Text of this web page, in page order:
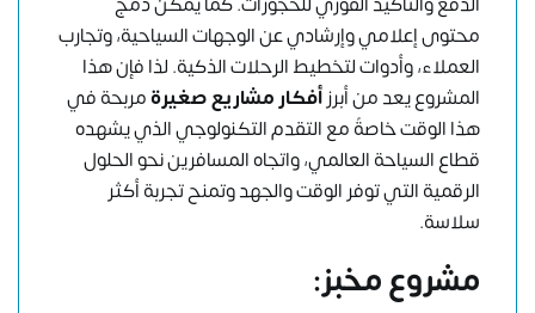
محتوى إعلامي وإرشادي عن الوجهات السياحية، وتجارب
العملاء، وأدوات لتخطيط الرحلات الذكية. لذا فإن هذا
المشروع يعد من أبرزأفكار مشاريع صغيرةمربحة في
هذا الوقت خاصةً مع التقدم التكنولوجي الذي يشهده
قطاع السياحة العالمي، واتجاه المسافرين نحو الحلول
الرقمية التي توفر الوقت والجهد وتمنح تجربة أكثر
سلاسة.
مشروع مخبز: